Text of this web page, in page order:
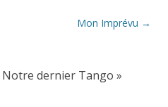
Mon Imprévu →
Notre dernier Tango »